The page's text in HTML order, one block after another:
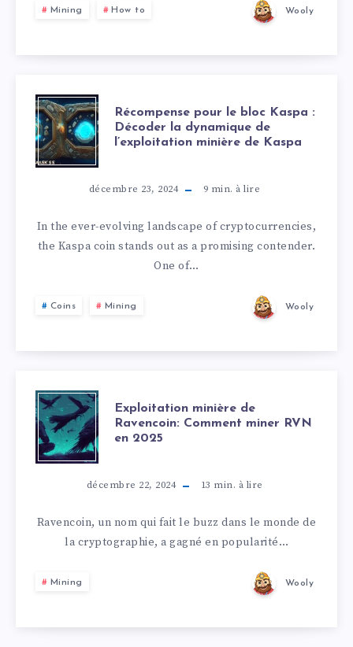
Mining How to Wooly
Récompense pour le bloc Kaspa :
Décoder la dynamique de
l’exploitation minière de Kaspa
décembre 23, 2024 9 min. à lire
In the ever-evolving landscape of cryptocurrencies,
the Kaspa coin stands out as a promising contender.
One of…
Coins Mining Wooly
Exploitation minière de
Ravencoin: Comment miner RVN
en 2025
décembre 22, 2024 13 min. à lire
Ravencoin, un nom qui fait le buzz dans le monde de
la cryptographie, a gagné en popularité…
Mining Wooly